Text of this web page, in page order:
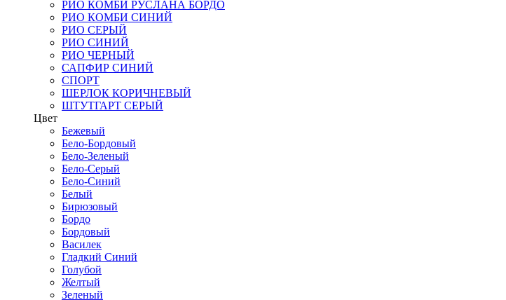
РИО КОМБИ РУСЛАНА БОРДО
РИО КОМБИ СИНИЙ
РИО СЕРЫЙ
РИО СИНИЙ
РИО ЧЕРНЫЙ
САПФИР СИНИЙ
СПОРТ
ШЕРЛОК КОРИЧНЕВЫЙ
ШТУТГАРТ СЕРЫЙ
Цвет
Бежевый
Бело-Бордовый
Бело-Зеленый
Бело-Серый
Бело-Синий
Белый
Бирюзовый
Бордо
Бордовый
Василек
Гладкий Синий
Голубой
Желтый
Зеленый